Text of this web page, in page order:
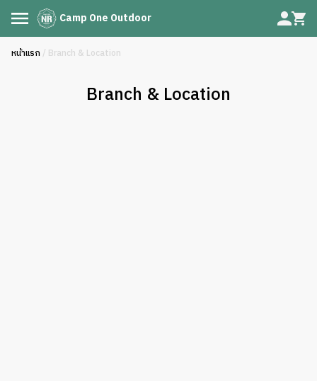
Camp One Outdoor
หน้าแรก / Branch & Location
Branch & Location